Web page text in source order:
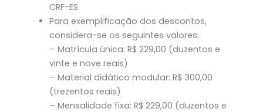
CRF-ES.
Para exemplificação dos descontos,
considera-se os seguintes valores:
– Matrícula única: R$ 229,00 (duzentos e
vinte e nove reais)
– Material didático modular: R$ 300,00
(trezentos reais)
– Mensalidade fixa: R$ 229,00 (duzentos e